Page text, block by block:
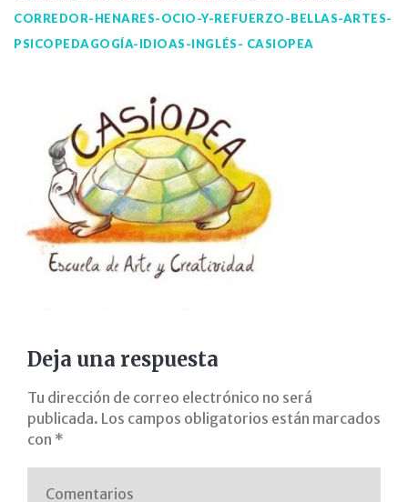
CORREDOR-HENARES-OCIO-Y-REFUERZO-BELLAS-ARTES-
PSICOPEDAGOGÍA-IDIOAS-INGLÉS- CASIOPEA
campamento-
verano-
summer-
camp-
coslada-
ocio-
y-
refuerzo-
bellas-
Deja una respuesta
Tu dirección de correo electrónico no será
publicada. Los campos obligatorios están marcados
con *